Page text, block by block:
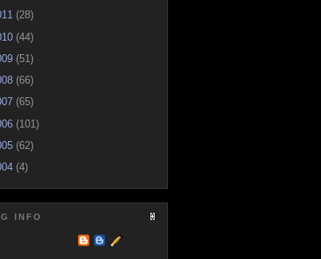
(28)
(44)
(51)
(66)
(65)
(101)
(62)
(4)
INFO